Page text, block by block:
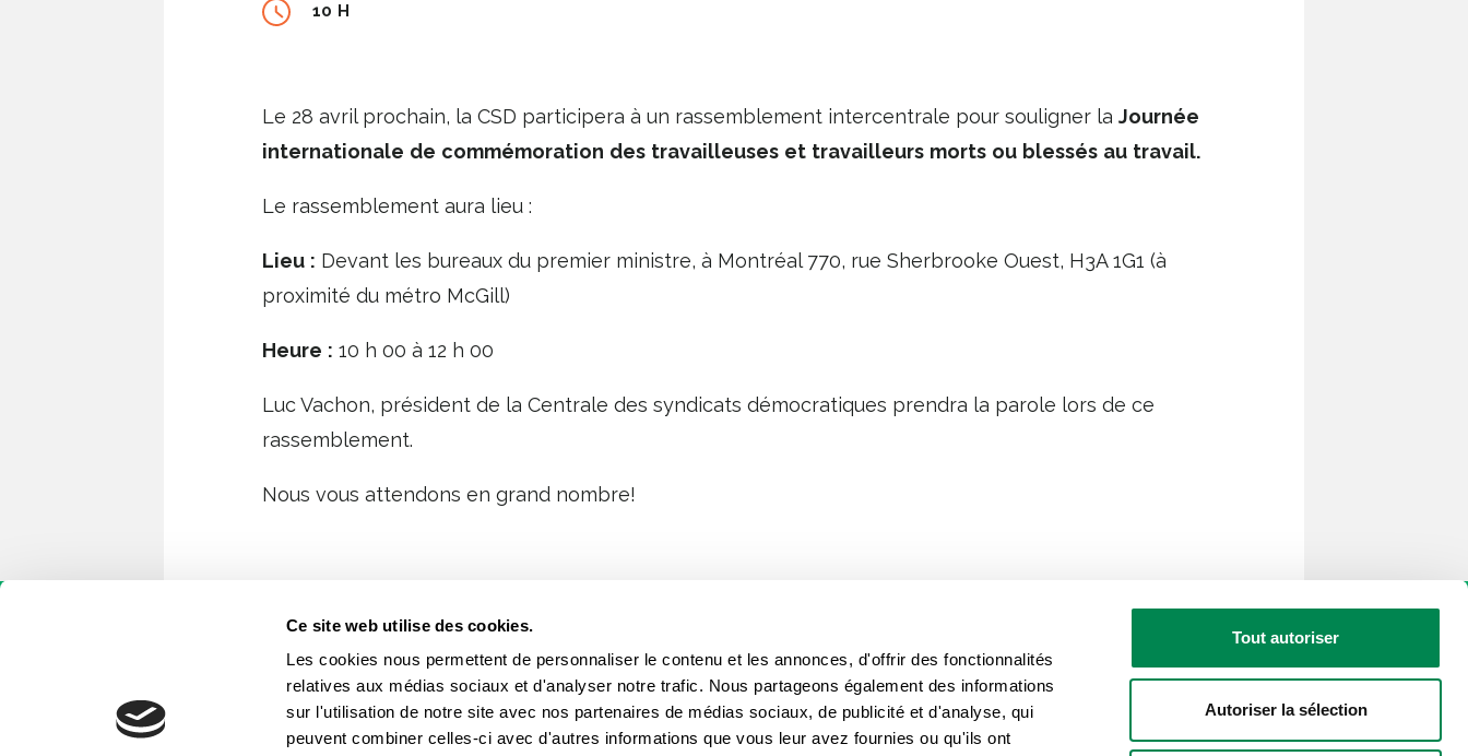
Ce site web utilise des cookies.
Les cookies nous permettent de personnaliser le contenu et les annonces, d'offrir des fonctionnalités
relatives aux médias sociaux et d'analyser notre trafic. Nous partageons également des informations
sur l'utilisation de notre site avec nos partenaires de médias sociaux, de publicité et d'analyse, qui
peuvent combiner celles-ci avec d'autres informations que vous leur avez fournies ou qu'ils ont
Tout autoriser
Autoriser la sélection
10 H
Le 28 avril prochain, la CSD participera à un rassemblement intercentrale pour souligner la Journée
internationale de commémoration des travailleuses et travailleurs morts ou blessés au travail.
Le rassemblement aura lieu :
Lieu : Devant les bureaux du premier ministre, à Montréal 770, rue Sherbrooke Ouest, H3A 1G1 (à
proximité du métro McGill)
Heure : 10 h 00 à 12 h 00
Luc Vachon, président de la Centrale des syndicats démocratiques prendra la parole lors de ce
rassemblement.
Nous vous attendons en grand nombre!
Intéressé par les actualités de la CSD?